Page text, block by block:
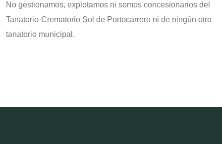
No gestionamos, explotamos ni somos concesionarios del
Tanatorio-Crematorio Sol de Portocarrero ni de ningún otro
tanatorio municipal.